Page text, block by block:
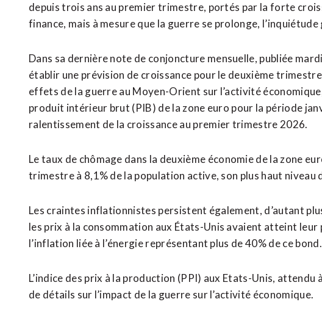
depuis trois ​ans au premier trimestre, portés par la forte
finance, mais à mesure que la guerre se prolonge,
Dans sa dernière note de conjoncture mensuelle, publiée
établir une prévision de croissance pour le deuxième
effets de la guerre au Moyen-Orient sur l’activité
produit intérieur brut (PIB) de la zone euro pour la période
ralentissement de la croissance au premier trimestre 2026.
Le taux de chômage dans la deuxième économie de la zone
trimestre à 8,1% de la population active, son plus haut
Les craintes inflationnistes persistent également, d’autant
les prix à la consommation aux États-Unis avaient atteint ⁠leur
l’inflation liée à l’énergie représentant plus de 40% de ce bond.
L’indice des prix à la production (PPI) aux Etats-Unis,
de détails sur l’impact de la guerre sur l’activité économique.